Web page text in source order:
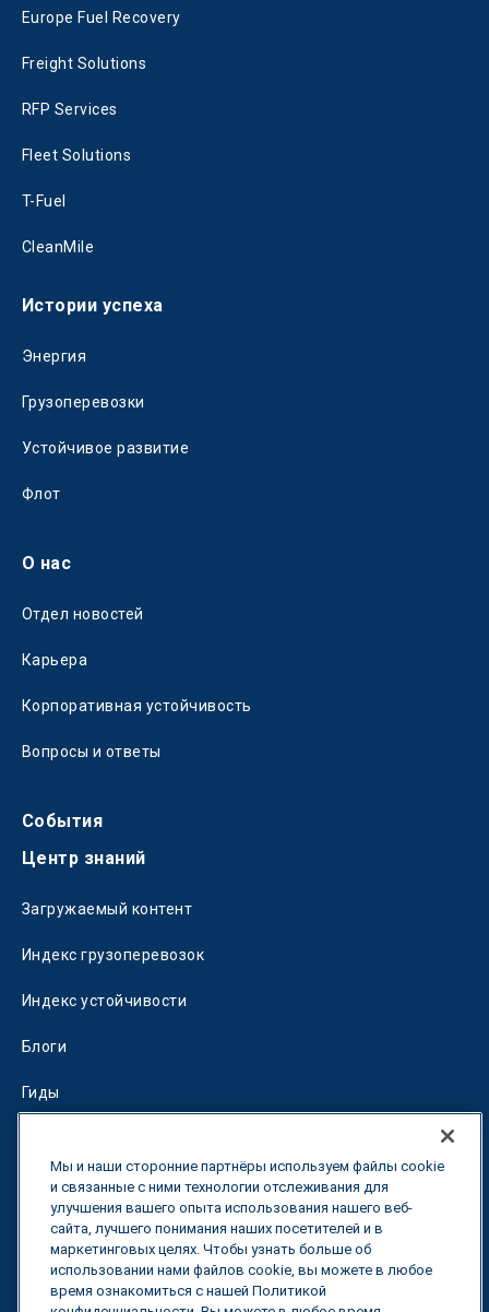
Europe Fuel Recovery
Freight Solutions
RFP Services
Fleet Solutions
T-Fuel
CleanMile
Истории успеха
Энергия
Грузоперевозки
Устойчивое развитие
Флот
О нас
Отдел новостей
Карьера
Корпоративная устойчивость
Вопросы и ответы
События
Центр знаний
Загружаемый контент
Индекс грузоперевозок
Индекс устойчивости
Блоги
Гиды
Калькулятор оптимизации перевозок
Тарифный трекер
Свяжитесь с нами
Мы и наши сторонние партнёры используем файлы cookie
и связанные с ними технологии отслеживания для
улучшения вашего опыта использования нашего веб-
сайта, лучшего понимания наших посетителей и в
маркетинговых целях. Чтобы узнать больше об
использовании нами файлов cookie, вы можете в любое
время ознакомиться с нашей Политикой